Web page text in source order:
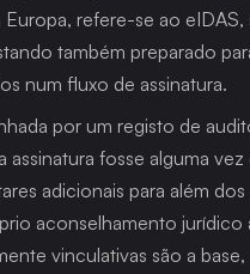
refere-se ao
também preparado
num fluxo de assinatura.
por um registo de
fosse alguma
adicionais para além
aconselhamento
vinculativas são a